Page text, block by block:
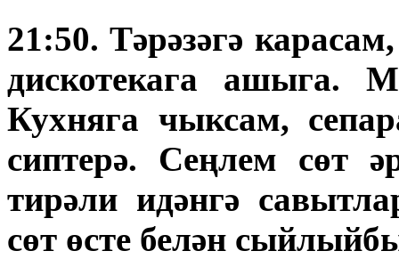
21:50. Тәрәзәгә
дискотекага ашыга.
Кухняга чыксам,
сиптерә. Сеңлем сөт
тирәли идәнгә
сөт өсте белән